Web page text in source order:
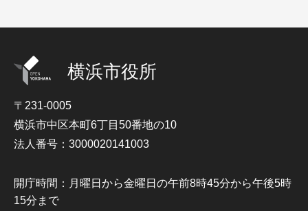
横浜市役所
〒231-0005
横浜市中区本町6丁目50番地の10
法人番号：3000020141003
開庁時間：月曜日から金曜日の午前8時45分から午後5時
15分まで